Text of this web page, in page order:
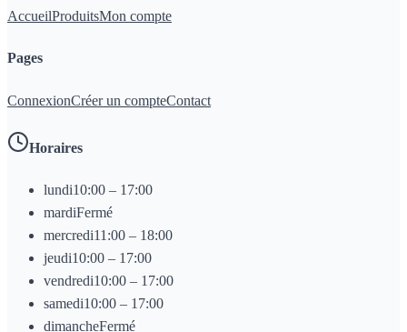
AccueilProduitsMon compte
Pages
ConnexionCréer un compteContact
Horaires
lundi10:00 – 17:00
mardiFermé
mercredi11:00 – 18:00
jeudi10:00 – 17:00
vendredi10:00 – 17:00
samedi10:00 – 17:00
dimancheFermé